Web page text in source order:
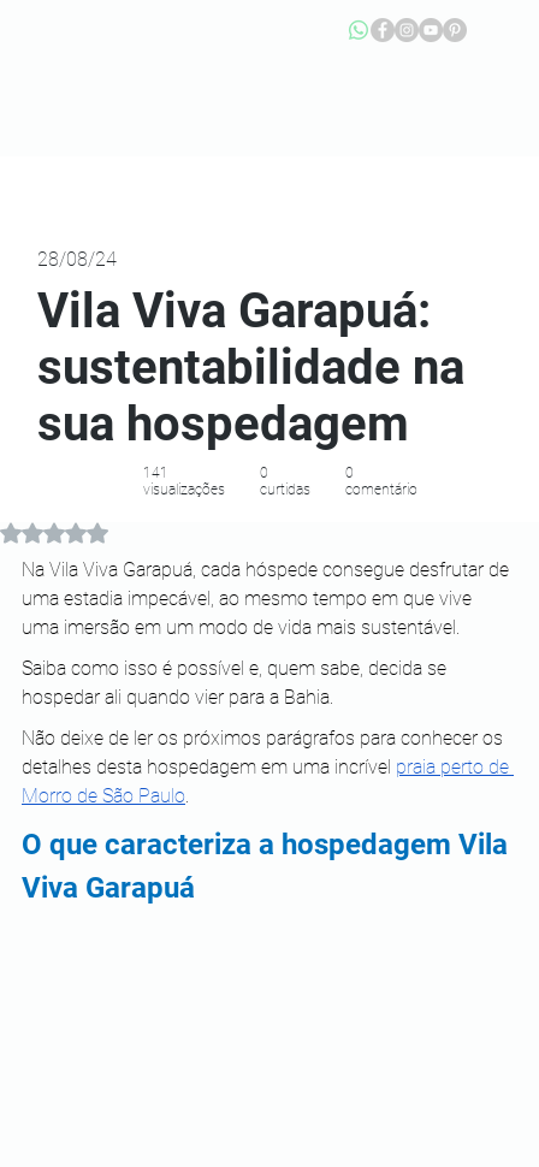
Avaliado com NaN de 5 estrelas.
Na Vila Viva Garapuá, cada hóspede consegue desfrutar de
uma estadia impecável, ao mesmo tempo em que vive
uma imersão em um modo de vida mais sustentável.
Saiba como isso é possível e, quem sabe, decida se
hospedar ali quando vier para a Bahia.
Não deixe de ler os próximos parágrafos para conhecer os
detalhes desta hospedagem em uma incrível praia perto de
Morro de São Paulo.
O que caracteriza a hospedagem Vila
Viva Garapuá
141
visualizações
0
curtidas
0
comentário
Vila Viva Garapuá:
sustentabilidade na
sua hospedagem
28/08/24